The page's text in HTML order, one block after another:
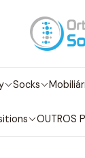
Socks
OUTROS
Bola